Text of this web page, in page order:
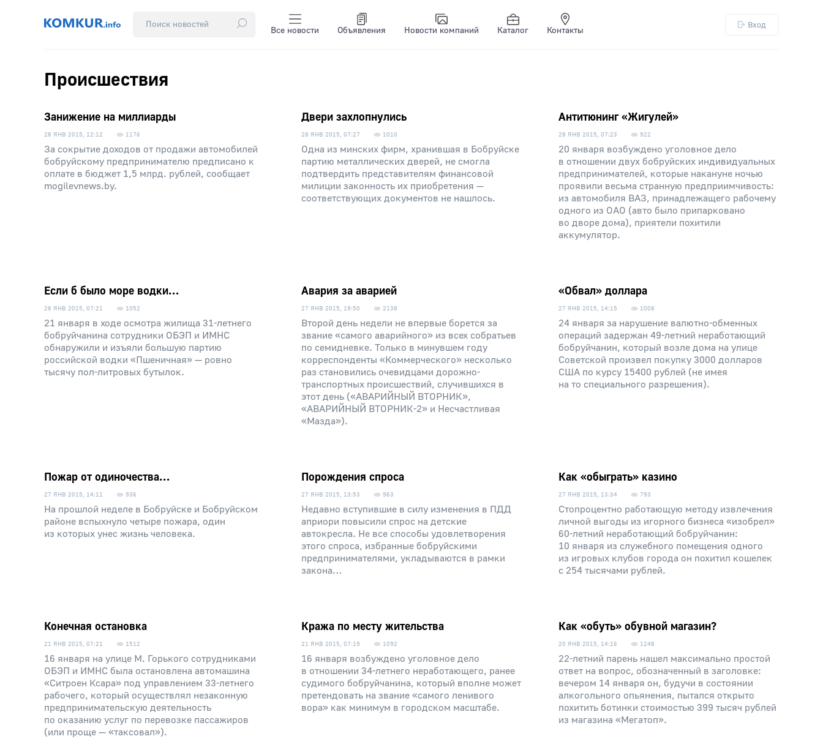
Все новости Объявления Новости компаний Каталог Контакты
Вход
Происшествия
Занижение на миллиарды
28 ЯНВ 2015, 12:12 1176
За сокрытие доходов от продажи автомобилей
бобруйскому предпринимателю предписано к
оплате в бюджет 1,5 млрд. рублей, сообщает
mogilevnews.by.
Двери захлопнулись
28 ЯНВ 2015, 07:27 1010
Одна из минских фирм, хранившая в Бобруйске
партию металлических дверей, не смогла
подтвердить представителям финансовой
милиции законность их приобретения —
соответствующих документов не нашлось.
Антитюнинг «Жигулей»
28 ЯНВ 2015, 07:23 922
20 января возбуждено уголовное дело
в отношении двух бобруйских индивидуальных
предпринимателей, которые накануне ночью
проявили весьма странную предприимчивость:
из автомобиля ВАЗ, принадлежащего рабочему
одного из ОАО (авто было припарковано
во дворе дома), приятели похитили
аккумулятор.
Если б было море водки…
28 ЯНВ 2015, 07:21 1052
21 января в ходе осмотра жилища 31-летнего
бобруйчанина сотрудники ОБЭП и ИМНС
обнаружили и изъяли большую партию
российской водки «Пшеничная» — ровно
тысячу пол-литровых бутылок.
Авария за аварией
27 ЯНВ 2015, 19:50 2138
Второй день недели не впервые борется за
звание «самого аварийного» из всех собратьев
по семидневке. Только в минувшем году
корреспонденты «Коммерческого» несколько
раз становились очевидцами дорожно-
транспортных происшествий, случившихся в
этот день («АВАРИЙНЫЙ ВТОРНИК»,
«АВАРИЙНЫЙ ВТОРНИК-2» и Несчастливая
«Мазда»).
«Обвал» доллара
27 ЯНВ 2015, 14:15 1008
24 января за нарушение валютно-обменных
операций задержан 49-летний неработающий
бобруйчанин, который возле дома на улице
Советской произвел покупку 3000 долларов
США по курсу 15400 рублей (не имея
на то специального разрешения).
Пожар от одиночества…
27 ЯНВ 2015, 14:11 936
На прошлой неделе в Бобруйске и Бобруйском
районе вспыхнуло четыре пожара, один
из которых унес жизнь человека.
Порождения спроса
27 ЯНВ 2015, 13:53 963
Недавно вступившие в силу изменения в ПДД
априори повысили спрос на детские
автокресла. Не все способы удовлетворения
этого спроса, избранные бобруйскими
предпринимателями, укладываются в рамки
закона…
Как «обыграть» казино
27 ЯНВ 2015, 13:34 793
Стопроцентно работающую методу извлечения
личной выгоды из игорного бизнеса «изобрел»
60-летний неработающий бобруйчанин:
10 января из служебного помещения одного
из игровых клубов города он похитил кошелек
с 254 тысячами рублей.
Конечная остановка
21 ЯНВ 2015, 07:21 1512
16 января на улице М. Горького сотрудниками
ОБЭП и ИМНС была остановлена автомашина
«Ситроен Ксара» под управлением 33-летнего
рабочего, который осуществлял незаконную
предпринимательскую деятельность
по оказанию услуг по перевозке пассажиров
(или проще — «таксовал»).
Кража по месту жительства
21 ЯНВ 2015, 07:19 1092
16 января возбуждено уголовное дело
в отношении 34-летнего неработающего, ранее
судимого бобруйчанина, который вполне может
претендовать на звание «самого ленивого
вора» как минимум в городском масштабе.
Как «обуть» обувной магазин?
20 ЯНВ 2015, 14:16 1248
22-летний парень нашел максимально простой
ответ на вопрос, обозначенный в заголовке:
вечером 14 января он, будучи в состоянии
алкогольного опьянения, пытался открыто
похитить ботинки стоимостью 399 тысяч рублей
из магазина «Мегатоп».